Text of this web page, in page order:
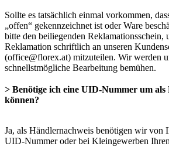
Sollte es tatsächlich einmal vorkommen,
„offen“ gekennzeichnet ist oder Ware
bitte den beiliegenden Reklamationsschein,
Reklamation schriftlich an unseren
(office@florex.at) mitzuteilen. Wir werden
schnellstmögliche Bearbeitung bemühen.
> Benötige ich eine UID-Nummer um
können?
Ja, als Händlernachweis benötigen wir von
UID-Nummer oder bei Kleingewerben